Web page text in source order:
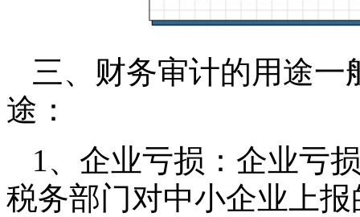
三、财务审计的用途
途：
1、企业亏损： 企业亏
税务部门对中小企业上